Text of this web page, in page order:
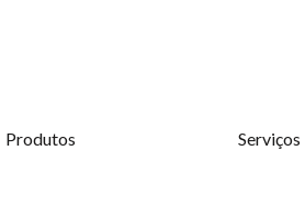
Produtos Serviços